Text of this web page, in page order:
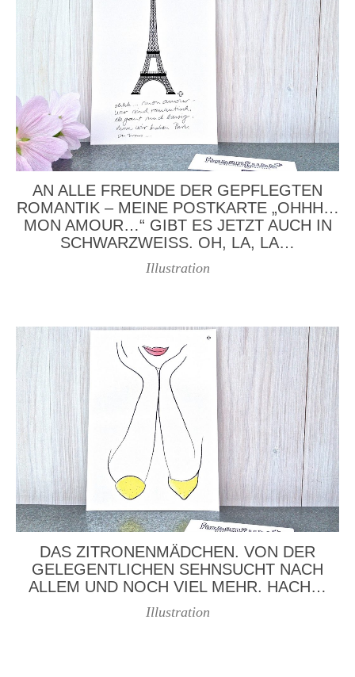
AN ALLE FREUNDE DER GEPFLEGTEN
ROMANTIK – MEINE POSTKARTE „OHHH…
MON AMOUR…“ GIBT ES JETZT AUCH IN
SCHWARZWEISS. OH, LA, LA…
Illustration
DAS ZITRONENMÄDCHEN. VON DER
GELEGENTLICHEN SEHNSUCHT NACH
ALLEM UND NOCH VIEL MEHR. HACH…
Illustration